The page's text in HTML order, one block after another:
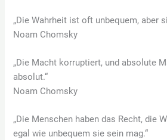
„Die Wahrheit ist oft unbequem, aber
Noam Chomsky
„Die Macht korruptiert, und absolute
absolut.“
Noam Chomsky
„Die Menschen haben das Recht, die
egal wie unbequem sie sein mag.“